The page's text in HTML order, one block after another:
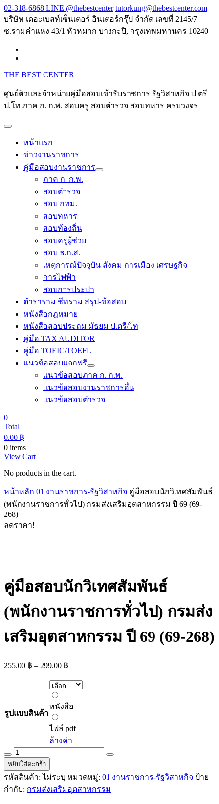
Skip
to
02-318-6868 LINE @thebestcenter tutorkung@thebestcenter.com
บริษัท เดอะเบสท์เซ็นเตอร์ อินเตอร์กรุ๊ป จำกัด เลขที่ 2145/7
ซ.รามคำแหง 43/1 หัวหมาก บางกะปิ, กรุงเทพมหานคร 10240
THE BEST CENTER
ศูนย์ติวและจำหน่ายคู่มือสอบเข้ารับราชการ รัฐวิสาหกิจ ป.ตรี
ป.โท ภาค ก. ก.พ. สอบครู สอบตำรวจ สอบทหาร ครบวงจร
หน้าแรก
ข่าวงานราชการ
คู่มือสอบงานราชการ
ภาค ก. ก.พ.
สอบตำรวจ
สอบ กทม.
สอบทหาร
สอบท้องถิ่น
สอบครูผู้ช่วย
สอบ ธ.ก.ส.
เหตุการณ์ปัจจุบัน สังคม การเมือง เศรษฐกิจ
การไฟฟ้า
สอบการประปา
ตำราราม ชีทราม สรุป-ข้อสอบ
หนังสือกฎหมาย
หนังสือสอบประถม มัธยม ป.ตรี/โท
คู่มือ TAX AUDITOR
คู่มือ TOEIC/TOEFL
แนวข้อสอบแจกฟรี
แนวข้อสอบภาค ก. ก.พ.
แนวข้อสอบงานราชการอื่น
แนวข้อสอบตำรวจ
0
Total
0.00 ฿
0 items
View Cart
No products in the cart.
หน้าหลัก 01 งานราชการ-รัฐวิสาหกิจ คู่มือสอบนักวิเทศสัมพันธ์
(พนักงานราชการทั่วไป) กรมส่งเสริมอุตสาหกรรม ปี 69 (69-
268)
ลดราคา!
คู่มือสอบนักวิเทศสัมพันธ์
(พนักงานราชการทั่วไป) กรมส่ง
เสริมอุตสาหกรรม ปี 69 (69-268)
255.00 ฿ – 299.00 ฿
255.00 ฿
299.00 ฿
รูปแบบสินค้า
หนังสือ
หนังสือ
ไฟล์
pdf
ไฟล์ pdf
ล้างค่า
คู่มือ
สอบ
นัก
วิเทศสัมพันธ์
หยิบใส่ตะกร้า
รหัสสินค้า:ไม่ระบุ หมวดหมู่: 01 งานราชการ-รัฐวิสาหกิจ ป้าย
กำกับ: กรมส่งเสริมอุตสาหกรรม